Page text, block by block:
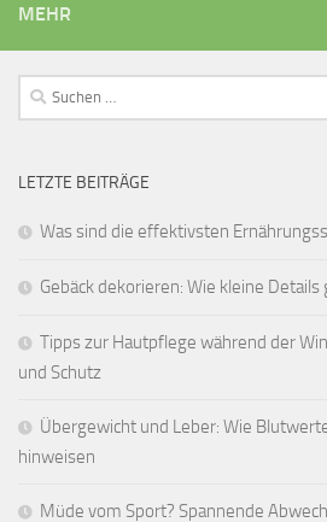
MEHR
Suchen
nach:
LETZTE BEITRÄGE
Was sind die effektivsten
Gebäck dekorieren: Wie kleine
Tipps zur Hautpflege während der
und Schutz
Übergewicht und Leber: Wie
hinweisen
Müde vom Sport? Spannende